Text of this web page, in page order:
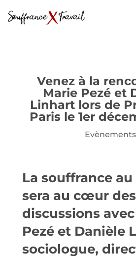
Venez à la
Marie Pezé et
Linhart lors de
Paris le 1er
Evènements
La souffrance
sera au cœur des
discussions
Pezé et Danièle
sociologue,